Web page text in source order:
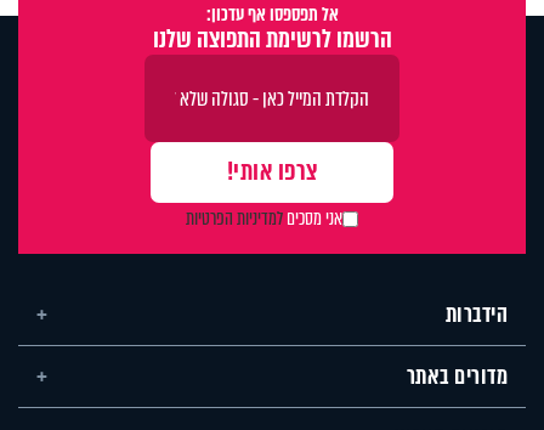
אל תפספסו אף עדכון:
הרשמו לרשימת התפוצה שלנו
אני מסכיםלמדיניות הפרטיות
הידברות
מדורים באתר